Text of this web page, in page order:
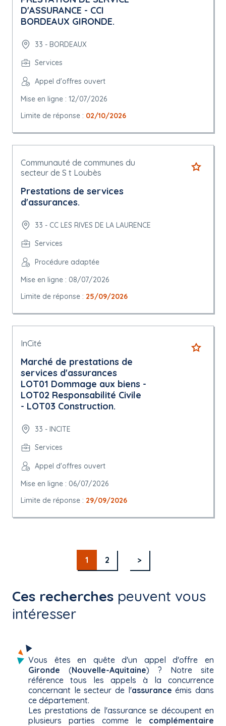
D'ASSURANCE - CCI
BORDEAUX GIRONDE.
33 - BORDEAUX
Services
Appel d'offres ouvert
Mise en ligne : 12/07/2026
Limite de réponse : 02/10/2026
Communauté de communes du
secteur de S t Loubès
Prestations de services
d'assurances.
33 - CC LES RIVES DE LA LAURENCE
Services
Procédure adaptée
Mise en ligne : 08/07/2026
Limite de réponse : 25/09/2026
InCité
Marché de prestations de
services d'assurances
LOT01 Dommage aux biens -
LOT02 Responsabilité Civile
- LOT03 Construction.
33 - INCITE
Services
Appel d'offres ouvert
Mise en ligne : 06/07/2026
Limite de réponse : 29/09/2026
1 2 >
Ces recherches peuvent vous
intéresser
Vous êtes en quête d'un appel d'offre en
Gironde (Nouvelle-Aquitaine) ? Notre site
référence tous les appels à la concurrence
concernant le secteur de l'assurance émis dans
ce département.
Les prestations de l'assurance se découpent en
plusieurs parties comme le complémentaire